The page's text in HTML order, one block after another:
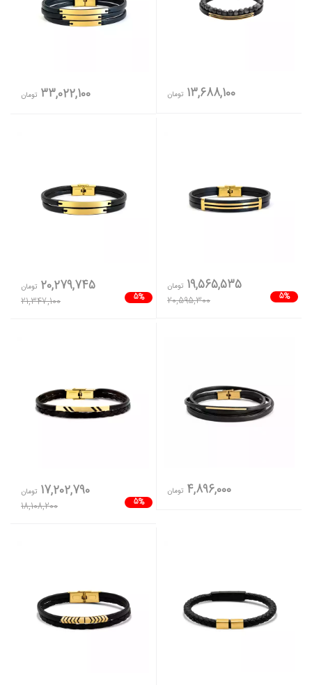
13,688,100 تومان 33,022,100 تومان
5%
19,565,535 تومان
20,595,300
5%
20,279,745 تومان
21,347,100
4,896,000 تومان
5%
17,202,790 تومان
18,108,200